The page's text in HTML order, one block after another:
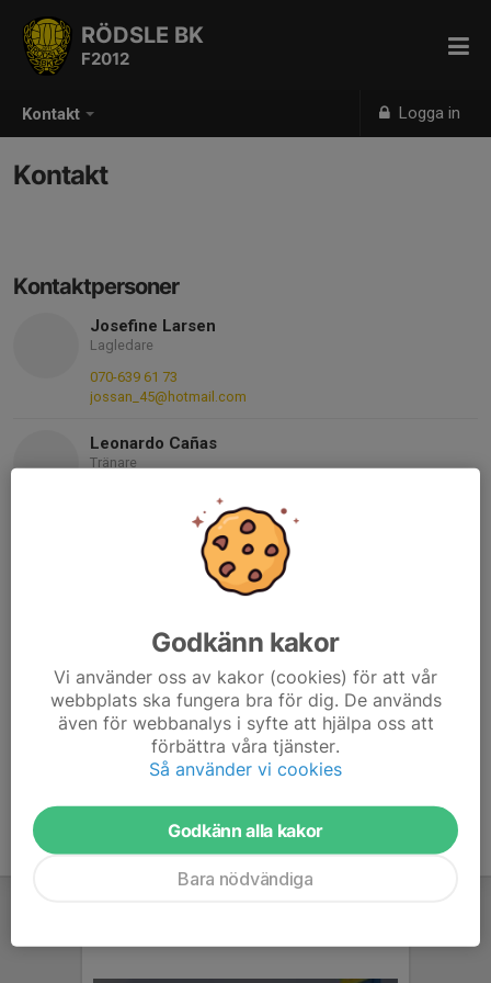
Kontakt Logga in
RÖDSLE BK
F2012
Kontakt
Kontaktpersoner
Josefine Larsen
Lagledare
070-639 61 73
jossan_45@hotmail.com
Leonardo Cañas
Tränare
Mobil visas bara för inloggade
E-post visas bara för inloggade
Christoffer Eliasson
christoffer.eliasson@gmail.com
Robert Larsson
Tränare
070-756 66 88
robertlarsson001@hotmail.com
Godkänn kakor
Vi använder oss av kakor (cookies) för att vår
webbplats ska fungera bra för dig. De används
även för webbanalys i syfte att hjälpa oss att
förbättra våra tjänster.
Så använder vi cookies
Godkänn alla kakor
Bara nödvändiga